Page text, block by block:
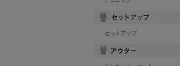
セットアップ